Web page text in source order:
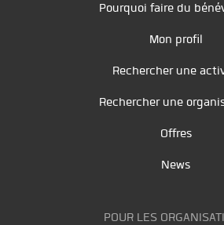
Pourquoi faire du
Mon profil
Rechercher une
Rechercher une
Offres
News
POUR LES